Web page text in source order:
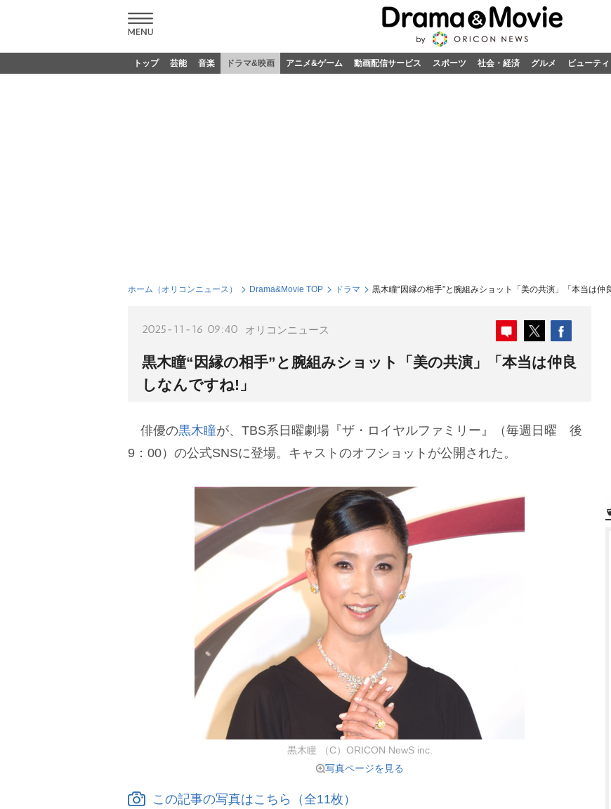
トップ 芸能 音楽 ドラマ&映画 アニメ&ゲーム 動画配信サービス スポーツ 社会・経済 グルメ ビューティ
ホーム（オリコンニュース） Drama&Movie TOP ドラマ 黒木瞳“因縁の相手”と腕組みショット「美の共演」「本当は仲
2025-11-16 09:40 オリコンニュース
黒木瞳“因縁の相手”と腕組みショット「美の共演」「本当は仲良
しなんですね!」
俳優の黒木瞳が、TBS系日曜劇場『ザ・ロイヤルファミリー』（毎週日曜 後
9：00）の公式SNSに登場。キャストのオフショットが公開された。
黒木瞳 （C）ORICON NewS inc.
写真ページを見る
この記事の写真はこちら（全11枚）